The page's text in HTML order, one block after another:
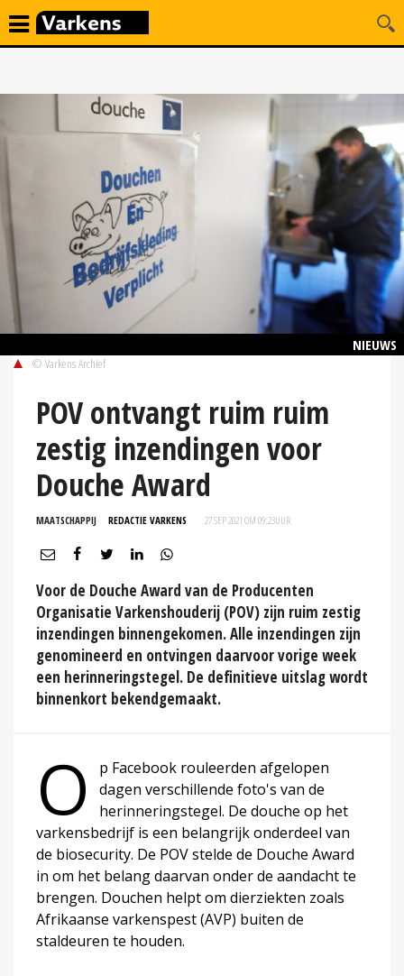
NIEUWS
© Varkens Archief
POV ontvangt ruim ruim
zestig inzendingen voor
Douche Award
MAATSCHAPPIJ REDACTIE VARKENS 27 SEP 2021 OM 09:23UUR
Voor de Douche Award van de Producenten
Organisatie Varkenshouderij (POV) zijn ruim zestig
inzendingen binnengekomen. Alle inzendingen zijn
genomineerd en ontvingen daarvoor vorige week
een herinneringstegel. De definitieve uitslag wordt
binnenkort bekendgemaakt.
O
p Facebook rouleerden afgelopen
dagen verschillende foto's van de
herinneringstegel. De douche op het
varkensbedrijf is een belangrijk onderdeel van
de biosecurity. De POV stelde de Douche Award
in om het belang daarvan onder de aandacht te
brengen. Douchen helpt om dierziekten zoals
Afrikaanse varkenspest (AVP) buiten de
staldeuren te houden.